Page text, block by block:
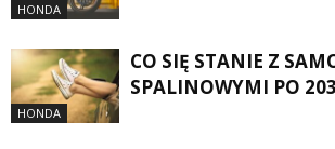
HONDA
HONDA
CO SIĘ STANIE Z
SPALINOWYMI PO